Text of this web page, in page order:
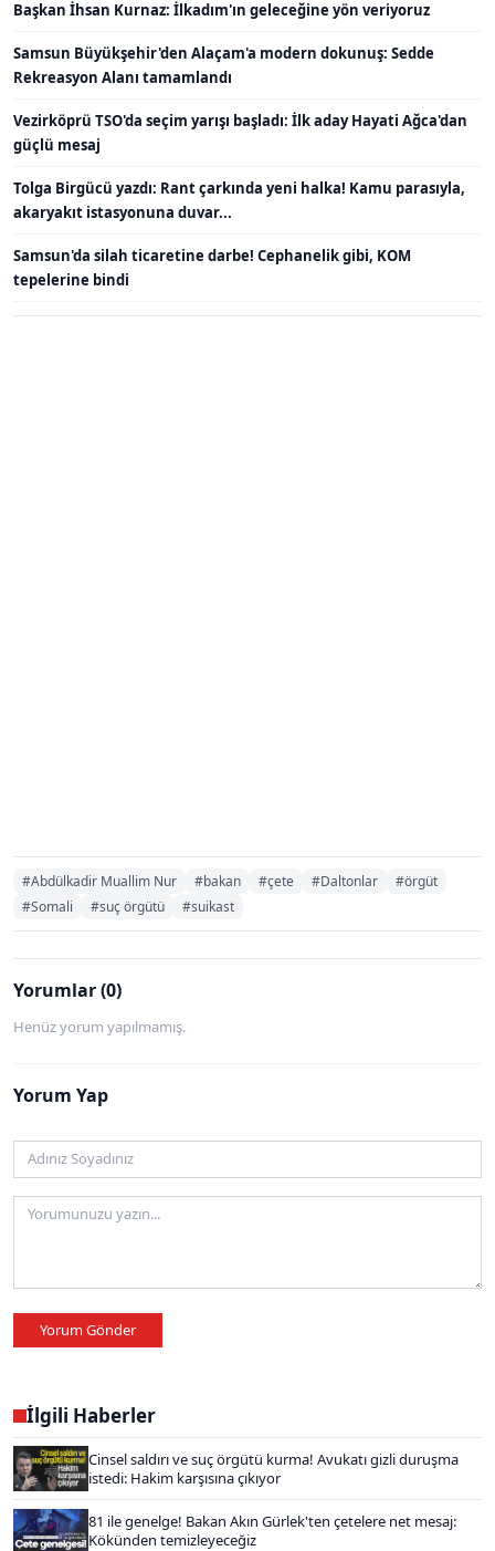
Başkan İhsan Kurnaz: İlkadım'ın geleceğine yön veriyoruz
Samsun Büyükşehir'den Alaçam'a modern dokunuş: Sedde
Rekreasyon Alanı tamamlandı
Vezirköprü TSO'da seçim yarışı başladı: İlk aday Hayati Ağca'dan
güçlü mesaj
Tolga Birgücü yazdı: Rant çarkında yeni halka! Kamu parasıyla,
akaryakıt istasyonuna duvar...
Samsun'da silah ticaretine darbe! Cephanelik gibi, KOM
tepelerine bindi
#Abdülkadir Muallim Nur #bakan #çete #Daltonlar
#örgüt
#Somali
#suç örgütü #suikast
Yorumlar (0)
Henüz yorum yapılmamış.
Yorum Yap
Yorum Gönder
İlgili Haberler
Cinsel saldırı ve suç örgütü kurma! Avukatı gizli duruşma
istedi: Hakim karşısına çıkıyor
81 ile genelge! Bakan Akın Gürlek'ten çetelere net mesaj:
Kökünden temizleyeceğiz